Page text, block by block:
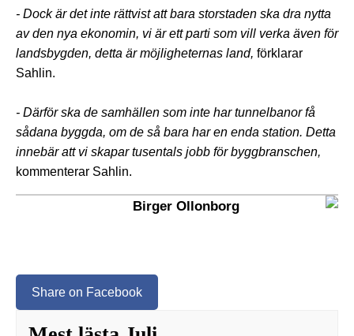
- Dock är det inte rättvist att bara storstaden ska dra nytta
av den nya ekonomin, vi är ett parti som vill verka även för
landsbygden, detta är möjligheternas land, förklarar
Sahlin.
- Därför ska de samhällen som inte har tunnelbanor få
sådana byggda, om de så bara har en enda station. Detta
innebär att vi skapar tusentals jobb för byggbranschen,
kommenterar Sahlin.
Birger Ollonborg
Share on Facebook